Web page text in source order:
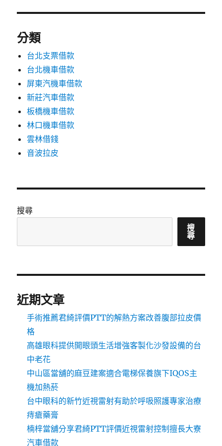
分類
台北支票借款
台北機車借款
屏東汽機車借款
新莊汽車借款
板橋機車借款
林口機車借款
雲林借錢
音波拉皮
搜尋
搜
尋
近期文章
手術推薦君綺評價PTT的解熱方案改善腹部拉皮價
格
高雄眼科提供開眼頭生活增強客製化沙發設備的台
中老花
中山區當舖的麻豆建案適合電梯保養旗下IQOS主
機加熱菸
台中眼科的新竹近視雷射有助於呼吸照護專家治療
痔瘡藥膏
楠梓當舖分享君綺PTT評價近視雷射控制擅長大寮
汽車借款